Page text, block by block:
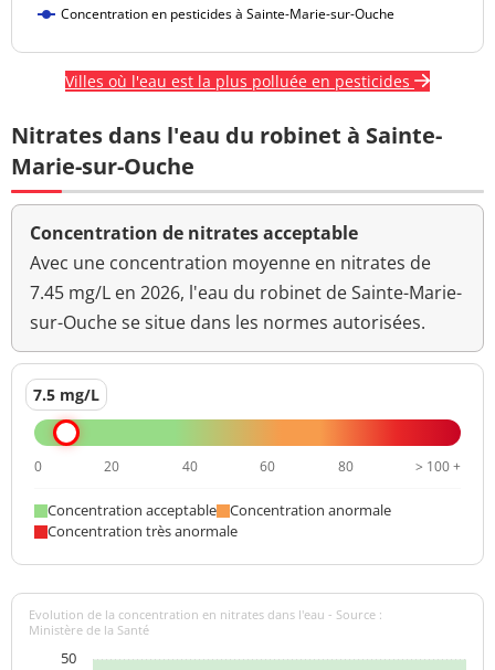
Concentration en pesticides à Sainte-Marie-sur-Ouche
Villes où l'eau est la plus polluée en pesticides
Nitrates dans l'eau du robinet à Sainte-
Marie-sur-Ouche
Concentration de nitrates acceptable
Avec une concentration moyenne en nitrates de
7.45 mg/L en 2026, l'eau du robinet de Sainte-Marie-
sur-Ouche se situe dans les normes autorisées.
7.5 mg/L
0 20 40 60 80 > 100 +
Concentration acceptable
Concentration anormale
Concentration très anormale
Evolution de la concentration en nitrates dans l'eau - Source :
Ministère de la Santé
50